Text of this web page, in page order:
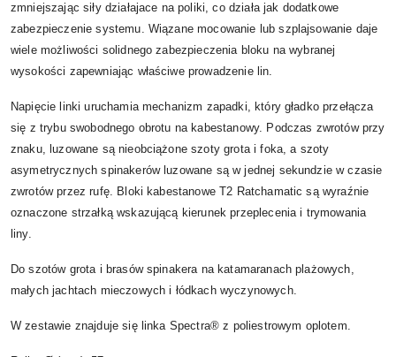
zmniejszając siły działajace na poliki, co działa jak dodatkowe
zabezpieczenie systemu. Wiązane mocowanie lub szplajsowanie daje
wiele możliwości solidnego zabezpieczenia bloku na wybranej
wysokości zapewniając właściwe prowadzenie lin.
Napięcie linki uruchamia mechanizm zapadki, który gładko przełącza
się z trybu swobodnego obrotu na kabestanowy. Podczas zwrotów przy
znaku, luzowane są nieobciążone szoty grota i foka, a szoty
asymetrycznych spinakerów luzowane są w jednej sekundzie w czasie
zwrotów przez rufę. Bloki kabestanowe T2 Ratchamatic są wyraźnie
oznaczone strzałką wskazującą kierunek przeplecenia i trymowania
liny.
Do szotów grota i brasów spinakera na katamaranach plażowych,
małych jachtach mieczowych i łódkach wyczynowych.
W zestawie znajduje się linka Spectra® z poliestrowym oplotem.